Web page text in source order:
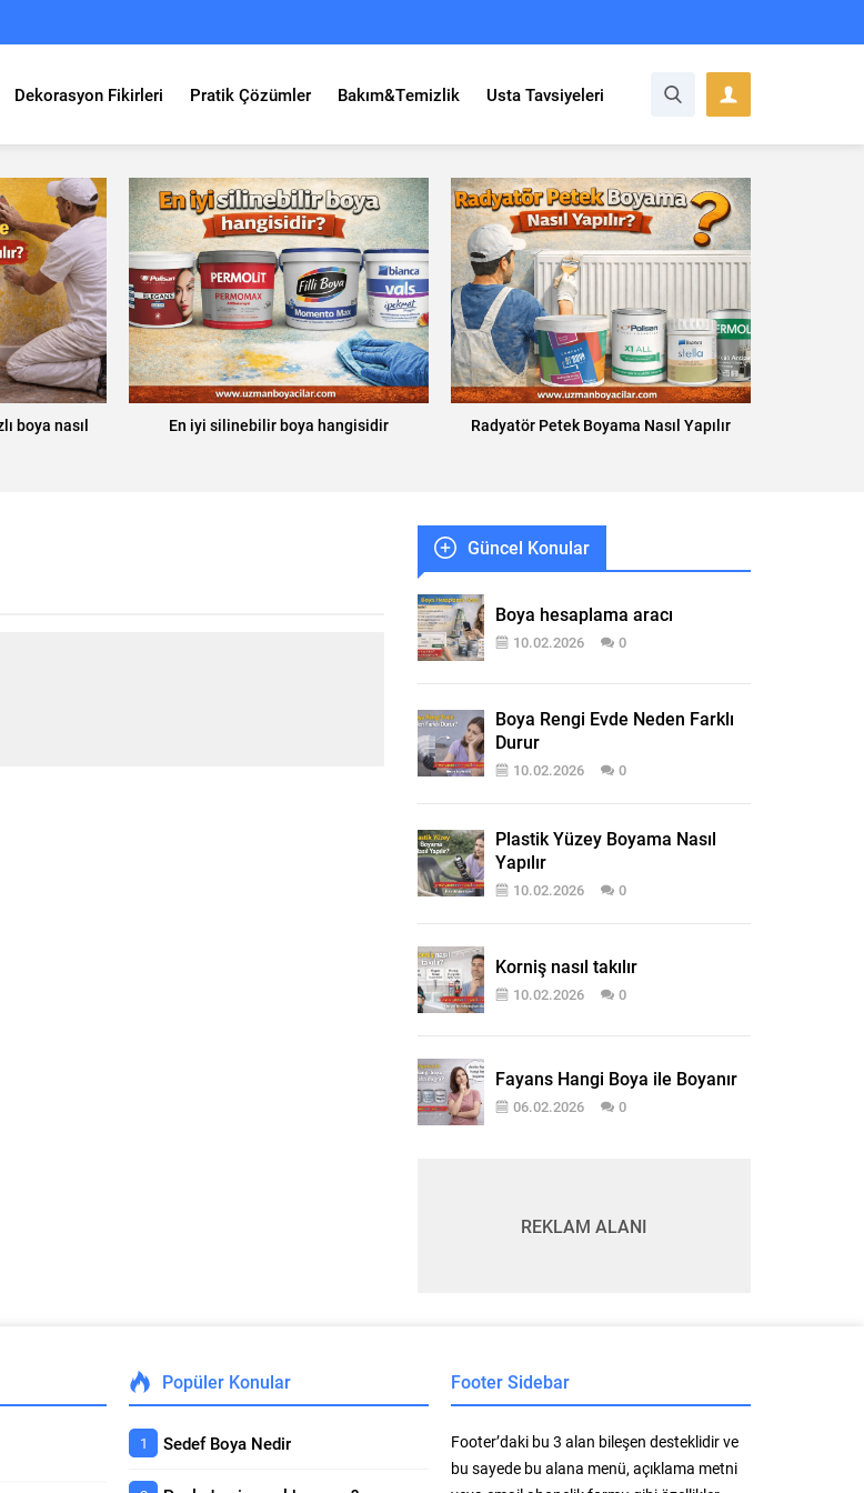
Dekorasyon Fikirleri Pratik Çözümler Bakım&Temizlik Usta Tavsiyeleri
boya nasıl
En iyi silinebilir boya hangisidir Radyatör Petek Boyama Nasıl Yapılır
Güncel Konular
Boya hesaplama aracı
10.02.2026 0
Boya Rengi Evde Neden Farklı
Durur
10.02.2026 0
Plastik Yüzey Boyama Nasıl
Yapılır
10.02.2026 0
Korniş nasıl takılır
10.02.2026 0
Fayans Hangi Boya ile Boyanır
06.02.2026 0
REKLAM ALANI
Popüler Konular
Sedef Boya Nedir
Footer Sidebar
Footer’daki bu 3 alan bileşen desteklidir ve
bu sayede bu alana menü, açıklama metni